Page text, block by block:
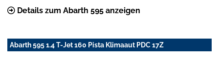
Details zum Abarth 595 anzeigen
Abarth 595 1.4 T-Jet 160 Pista Klimaaut PDC 17Z